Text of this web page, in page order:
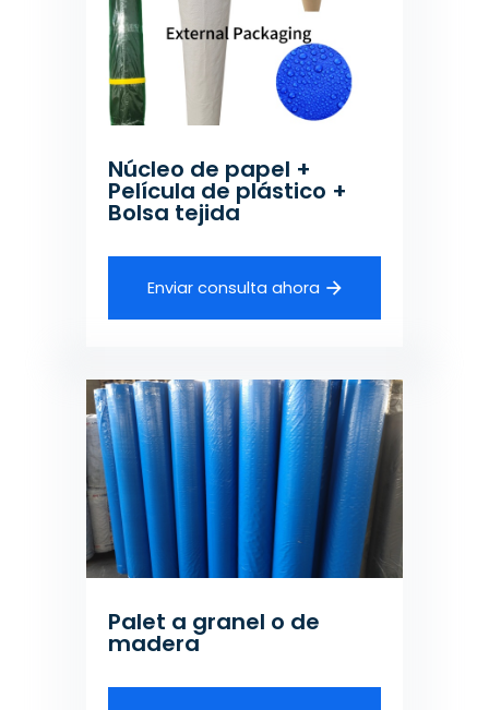
Núcleo de papel +
Película de plástico +
Bolsa tejida
Enviar consulta ahora
Palet a granel o de
madera